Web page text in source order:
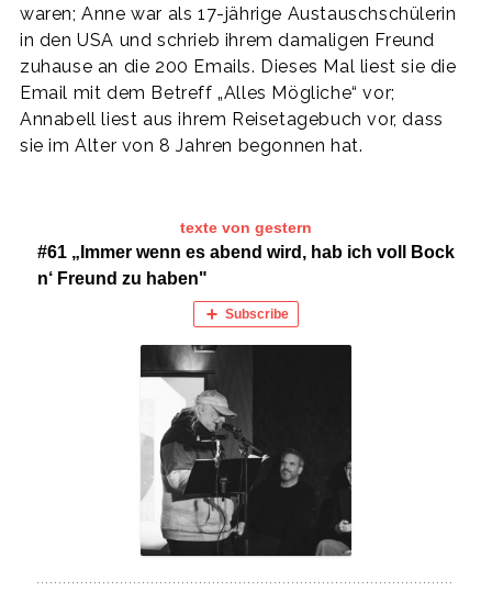
waren; Anne war als 17-jährige Austauschschülerin
in den USA und schrieb ihrem damaligen Freund
zuhause an die 200 Emails. Dieses Mal liest sie die
Email mit dem Betreff „Alles Mögliche“ vor;
Annabell liest aus ihrem Reisetagebuch vor, dass
sie im Alter von 8 Jahren begonnen hat.